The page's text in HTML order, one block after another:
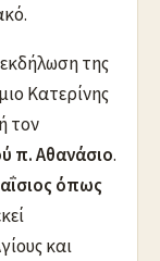
της
Κατερίνης
τον
π. Αθανάσιο.
όπως
και